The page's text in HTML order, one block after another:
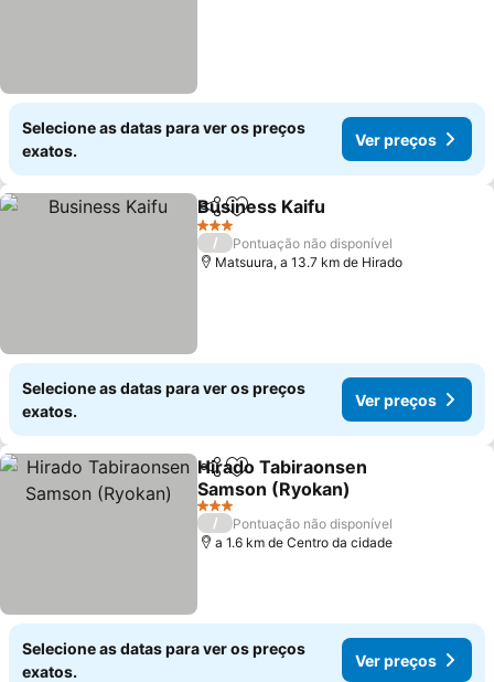
Selecione as datas para ver os preços
exatos.
Ver preços
PartilharAdicionar aos favoritos
Business Kaifu
3 Estrelas
/
Pontuação não disponível
Matsuura, a 13.7 km de Hirado
Selecione as datas para ver os preços
exatos.
Ver preços
PartilharAdicionar aos favoritos
Hirado Tabiraonsen
Samson (Ryokan)
Ver preços
3 Estrelas
/
Pontuação não disponível
a 1.6 km de Centro da cidade
Selecione as datas para ver os preços
exatos.
Ver preços